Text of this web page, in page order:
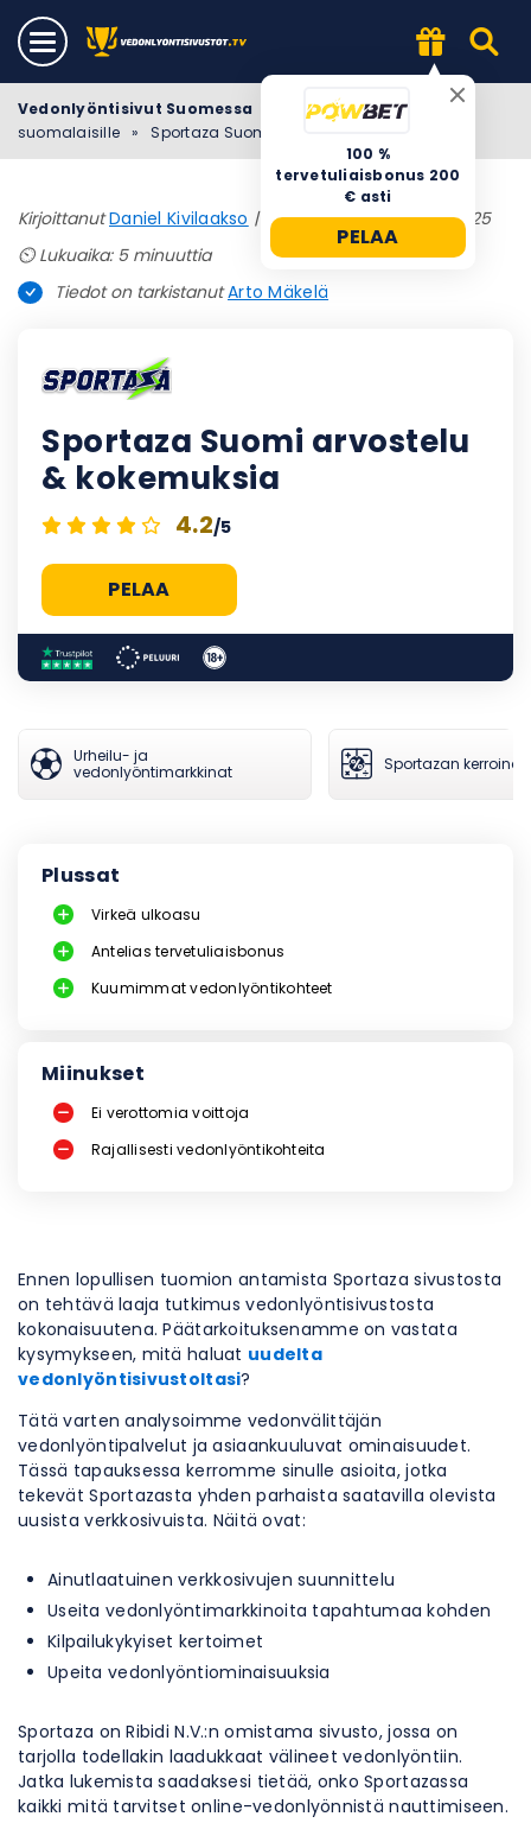
100 %
tervetuliaisbonus 200
€ asti
PELAA
Vedonlyöntisivut Suomessa
Vedonlyöntisivut
suomalaisille » Sportaza Suomi arvostelu & kokemuksia
KirjoittanutDaniel Kivilaakso | Päivitetty 18 joulukuun, 2025
⏲️ Lukuaika: 5 minuuttia
Tiedot on tarkistanutArto Mäkelä
Sportaza Suomi arvostelu
& kokemuksia
4.2/5
PELAA
Urheilu- ja
vedonlyöntimarkkinat
Sportazan
Plussat
Virkeä ulkoasu
Antelias tervetuliaisbonus
Kuumimmat vedonlyöntikohteet
Miinukset
Ei verottomia voittoja
Rajallisesti vedonlyöntikohteita
Ennen lopullisen tuomion antamista Sportaza sivustosta
on tehtävä laaja tutkimus vedonlyöntisivustosta
kokonaisuutena. Päätarkoituksenamme on vastata
kysymykseen, mitä haluat uudelta
vedonlyöntisivustoltasi?
Tätä varten analysoimme vedonvälittäjän
vedonlyöntipalvelut ja asiaankuuluvat ominaisuudet.
Tässä tapauksessa kerromme sinulle asioita, jotka
tekevät Sportazasta yhden parhaista saatavilla olevista
uusista verkkosivuista. Näitä ovat:
Ainutlaatuinen verkkosivujen suunnittelu
Useita vedonlyöntimarkkinoita tapahtumaa kohden
Kilpailukykyiset kertoimet
Upeita vedonlyöntiominaisuuksia
Sportaza on Ribidi N.V.:n omistama sivusto, jossa on
tarjolla todellakin laadukkaat välineet vedonlyöntiin.
Jatka lukemista saadaksesi tietää, onko Sportazassa
kaikki mitä tarvitset online-vedonlyönnistä nauttimiseen.